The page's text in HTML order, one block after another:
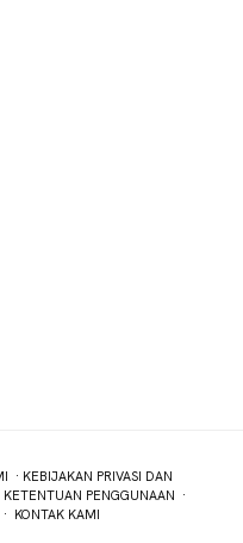
· KEBIJAKAN PRIVASI DAN
KETENTUAN PENGGUNAAN ·
· KONTAK KAMI